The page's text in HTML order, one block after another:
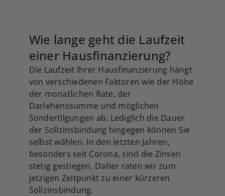
Immobilie aufgeteilt wird. Verkauf der
Immobilie: In einigen Fällen kann das
Gericht entscheiden, dass die Immobilie
verkauft und der Erlös aufgeteilt wird,
wenn die Partner sich nicht einigen
können. Rechtliche Verfahren können
kosten- und zeitintensiv sein und sind oft
mit emotionalem Stress verbunden. Es ist
daher ratsam, alternative Wege zur
Konfliktlösung zu suchen und
professionellen Rat einzuholen, um die
besten Optionen zu finden.
Wie lange geht die Laufzeit
einer Hausfinanzierung?
Die Laufzeit Ihrer Hausfinanzierung hängt
von verschiedenen Faktoren wie der Höhe
der monatlichen Rate, der
Darlehenssumme und möglichen
Sondertilgungen ab. Lediglich die Dauer
der Sollzinsbindung hingegen können Sie
selbst wählen. In den letzten Jahren,
besonders seit Corona, sind die Zinsen
stetig gestiegen. Daher raten wir zum
jetzigen Zeitpunkt zu einer kürzeren
Sollzinsbindung.